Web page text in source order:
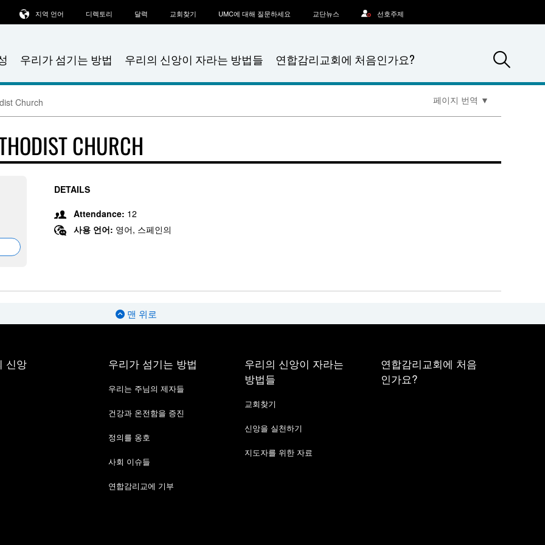
우리가 섬기는 방법 우리의 신앙이 자라는 방법들 연합감리교회에 처음인가요?
지역 언어 디렉토리 달력 교회찾기 UMC에 대해 질문하세요 교단뉴스 선호주제
Church 페이지 번역 ▼
CHURCH
DETAILS
Attendance: 12
사용 언어: 영어, 스페인의
맨 위로
신앙 우리가 섬기는 방법
우리는 주님의 제자들
건강과 온전함을 증진
정의를 옹호
사회 이슈들
연합감리교에 기부
우리의 신앙이 자라는
방법들
교회찾기
신앙을 실천하기
지도자를 위한 자료
연합감리교회에 처음
인가요?